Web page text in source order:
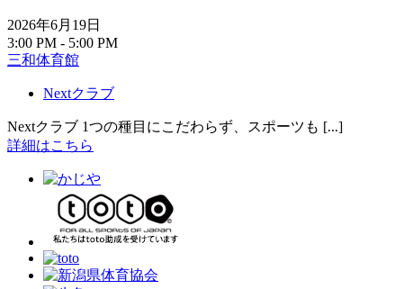
2026年6月19日
3:00 PM - 5:00 PM
三和体育館
Nextクラブ
Nextクラブ 1つの種目にこだわらず、スポーツも [...]
詳細はこちら